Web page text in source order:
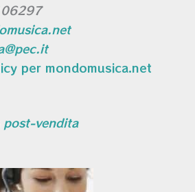
per mondomusica.net
post-vendita